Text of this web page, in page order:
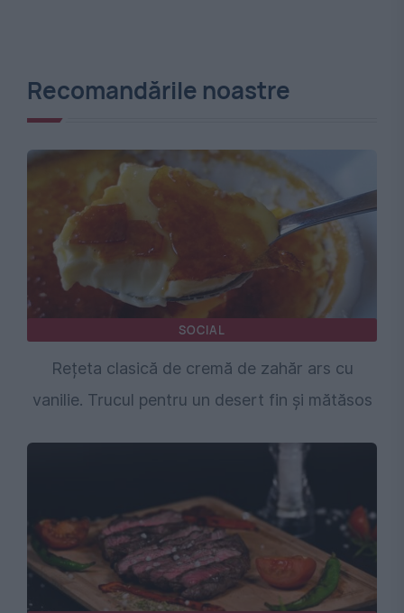
Recomandările noastre
SOCIAL
Rețeta clasică de cremă de zahăr ars cu
vanilie. Trucul pentru un desert fin și mătăsos